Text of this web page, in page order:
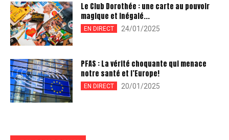
Le Club Dorothée : une carte au pouvoir
magique et inégalé...
EN DIRECT 24/01/2025
PFAS : La vérité choquante qui menace
notre santé et l’Europe!
EN DIRECT 20/01/2025